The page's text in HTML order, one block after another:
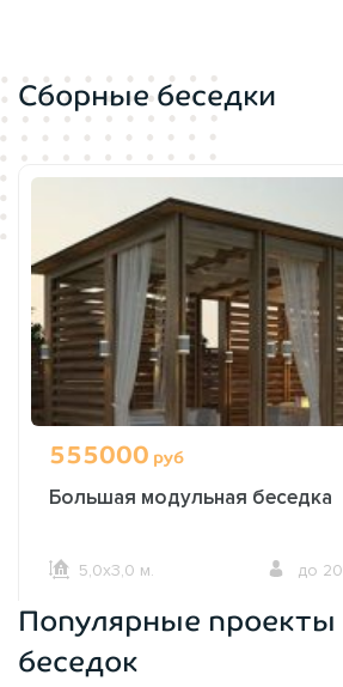
Сборные беседки
555000 руб
Большая модульная беседка
5,0х3,0 м. до 20
ОФОРМИТЬ ЗАКАЗ
Популярные проекты
беседок